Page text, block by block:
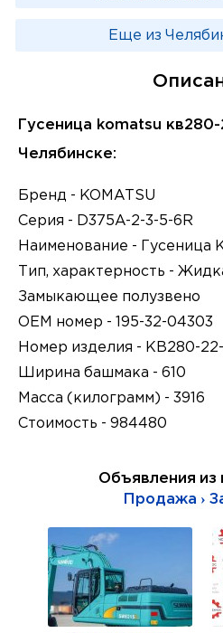
Еще из
Гусеница komatsu
Челябинске:
Бренд - KOMATSU
Серия - D375A-2-3-5-6R
Наименование -
Тип, характерность -
Замыкающее полузвено
ОЕМ номер - 195-32-04303
Номер изделия - КВ280-
Ширина башмака - 610
Масса (килограмм) - 3916
Стоимость - 984480
Объявления из
Продажа ›